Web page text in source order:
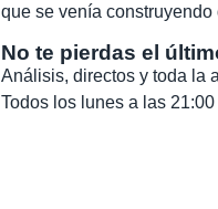
que se venía
No te pierdas el
Análisis, directos y toda la
Todos los lunes a las